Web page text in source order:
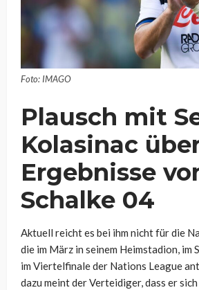
Foto: IMAGO
Plausch mit
Kolasinac
Ergebnisse
Schalke 04
Aktuell reicht es bei ihm nicht für die
die im März in seinem Heimstadion, im
im Viertelfinale der Nations League
dazu meint der Verteidiger, dass er